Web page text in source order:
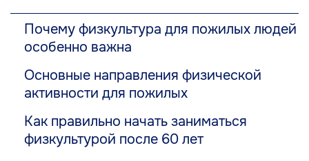
Почему физкультура для пожилых людей
особенно важна
Основные направления физической
активности для пожилых
Как правильно начать заниматься
физкультурой после 60 лет